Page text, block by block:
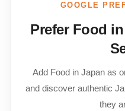
GOOGLE
Prefer Food
Add Food in Japan as
and discover authentic
they